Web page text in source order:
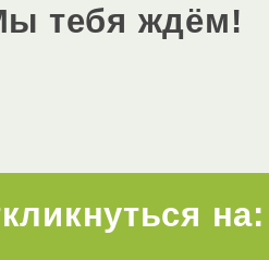
тебя ждём!
на: